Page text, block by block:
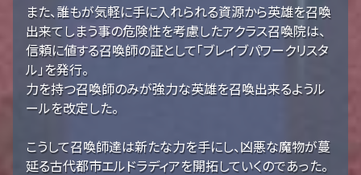
また、誰もが気軽に手に入れられる資源から英雄を召喚
出来てしまう事の危険性を考慮したアクラス召喚院は、
信頼に値する召喚師の証として「ブレイブパワークリスタ
ル」を発行。
力を持つ召喚師のみが強力な英雄を召喚出来るようル
ールを改定した。
こうして召喚師達は新たな力を手にし、凶悪な魔物が蔓
延る古代都市エルドラディアを開拓していくのであった。